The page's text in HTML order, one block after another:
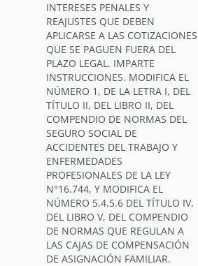
INTERESES PENALES Y
REAJUSTES QUE DEBEN
APLICARSE A LAS COTIZACIONES
QUE SE PAGUEN FUERA DEL
PLAZO LEGAL. IMPARTE
INSTRUCCIONES. MODIFICA EL
NÚMERO 1, DE LA LETRA I, DEL
TÍTULO II, DEL LIBRO II, DEL
COMPENDIO DE NORMAS DEL
SEGURO SOCIAL DE
ACCIDENTES DEL TRABAJO Y
ENFERMEDADES
PROFESIONALES DE LA LEY
N°16.744, Y MODIFICA EL
NÚMERO 5.4.5.6 DEL TÍTULO IV,
DEL LIBRO V, DEL COMPENDIO
DE NORMAS QUE REGULAN A
LAS CAJAS DE COMPENSACIÓN
DE ASIGNACIÓN FAMILIAR.